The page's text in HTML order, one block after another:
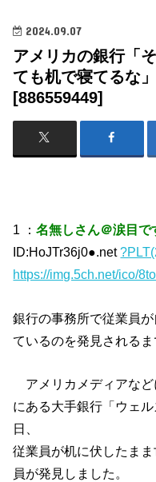
2024.09.07
アメリカの銀行「
ても机で寝てるな
[886559449]
1 ：名無しさん＠涙目で
ID:HoJTr36j0●.net
https://img.5ch.net/ico/
銀行の事務所で従業員
ているのを発見される
アメリカメディアなど
にある大手銀行「ウェ
日、
従業員が机に伏したま
員が発見しました。